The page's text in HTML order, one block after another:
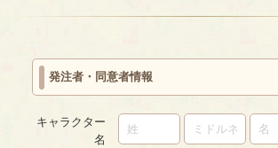
発注者・同意者情報
キャラクター
名